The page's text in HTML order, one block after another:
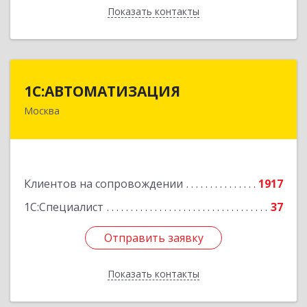
Показать контакты
Назад
1С:АВТОМАТИЗАЦИЯ
Москва
Клиентов на сопровождении
1917
1С:Специалист
37
Отправить заявку
Показать контакты
111024, Москва г, Энтузиастов 1-я ул, дом №
Отправить заявку
Назад